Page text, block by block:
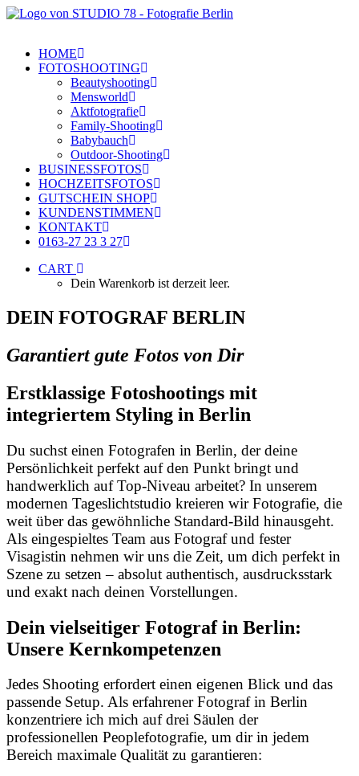
HOME
FOTOSHOOTING
Beautyshooting
Mensworld
Aktfotografie
Family-Shooting
Babybauch
Outdoor-Shooting
BUSINESSFOTOS
HOCHZEITSFOTOS
GUTSCHEIN SHOP
KUNDENSTIMMEN
KONTAKT
0163-27 23 3 27
CART
Dein Warenkorb ist derzeit leer.
DEIN FOTOGRAF BERLIN
Garantiert gute Fotos von Dir
Erstklassige Fotoshootings mit
integriertem Styling in Berlin
Du suchst einen Fotografen in Berlin, der deine
Persönlichkeit perfekt auf den Punkt bringt und
handwerklich auf Top-Niveau arbeitet? In unserem
modernen Tageslichtstudio kreieren wir Fotografie, die
weit über das gewöhnliche Standard-Bild hinausgeht.
Als eingespieltes Team aus Fotograf und fester
Visagistin nehmen wir uns die Zeit, um dich perfekt in
Szene zu setzen – absolut authentisch, ausdrucksstark
und exakt nach deinen Vorstellungen.
Dein vielseitiger Fotograf in Berlin:
Unsere Kernkompetenzen
Jedes Shooting erfordert einen eigenen Blick und das
passende Setup. Als erfahrener Fotograf in Berlin
konzentriere ich mich auf drei Säulen der
professionellen Peoplefotografie, um dir in jedem
Bereich maximale Qualität zu garantieren: